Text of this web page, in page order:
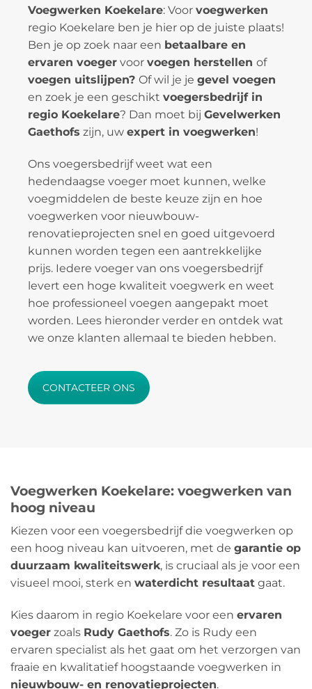
Voegwerken Koekelare: Voor voegwerken
regio Koekelare ben je hier op de juiste plaats!
Ben je op zoek naar een betaalbare en
ervaren voeger voor voegen herstellen of
voegen uitslijpen? Of wil je je gevel voegen
en zoek je een geschikt voegersbedrijf in
regio Koekelare? Dan moet bij Gevelwerken
Gaethofs zijn, uw expert in voegwerken!
Ons voegersbedrijf weet wat een
hedendaagse voeger moet kunnen, welke
voegmiddelen de beste keuze zijn en hoe
voegwerken voor nieuwbouw-
renovatieprojecten snel en goed uitgevoerd
kunnen worden tegen een aantrekkelijke
prijs. Iedere voeger van ons voegersbedrijf
levert een hoge kwaliteit voegwerk en weet
hoe professioneel voegen aangepakt moet
worden. Lees hieronder verder en ontdek wat
we onze klanten allemaal te bieden hebben.
CONTACTEER ONS
Voegwerken Koekelare: voegwerken van
hoog niveau
Kiezen voor een voegersbedrijf die voegwerken op
een hoog niveau kan uitvoeren, met de garantie op
duurzaam kwaliteitswerk, is cruciaal als je voor een
visueel mooi, sterk en waterdicht resultaat gaat.
Kies daarom in regio Koekelare voor een ervaren
voeger zoals Rudy Gaethofs. Zo is Rudy een
ervaren specialist als het gaat om het verzorgen van
fraaie en kwalitatief hoogstaande voegwerken in
nieuwbouw- en renovatieprojecten.